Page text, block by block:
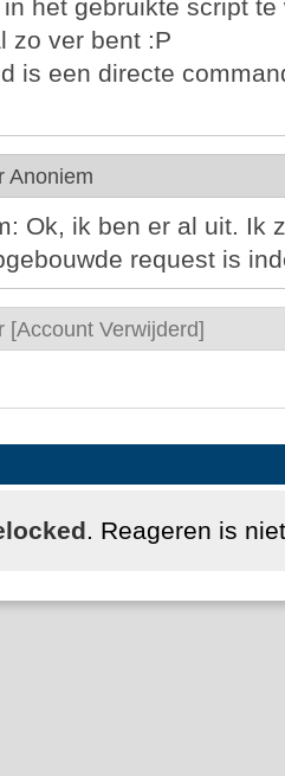
het gebruikte script
zo ver bent :P
is een directe
Anoniem
Ok, ik ben er al uit. Ik
request is
[Account Verwijderd]
. Reageren is